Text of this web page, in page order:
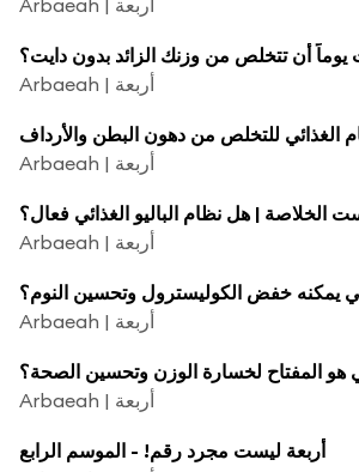
Arbaeah | أربعة
Arbaeah | أربعة
Arbaeah | أربعة
Arbaeah | أربعة
Arbaeah | أربعة
أربعة ليست مجرد رقم! - الموسم الرابع